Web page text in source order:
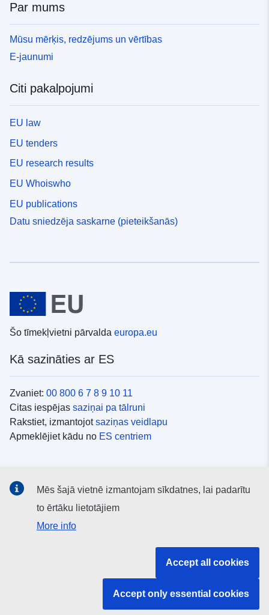
Par mums
Mūsu mērķis, redzējums un vērtības
E-jaunumi
Citi pakalpojumi
EU law
EU tenders
EU research results
EU Whoiswho
EU publications
Datu sniedzēja saskarne (pieteikšanās)
Šo tīmekļvietni pārvalda europa.eu
Kā sazināties ar ES
Zvaniet: 00 800 6 7 8 9 10 11
Citas iespējas saziņai pa tālruni
Rakstiet, izmantojotsaziņas veidlapu
Apmeklējiet kādu no ES centriem
ES kontisociālajos medijos
Mēs šajā vietnē izmantojam sīkdatnes, lai padarītu
to ērtāku lietotājiem
More info
Accept all cookies
Accept only essential cookies